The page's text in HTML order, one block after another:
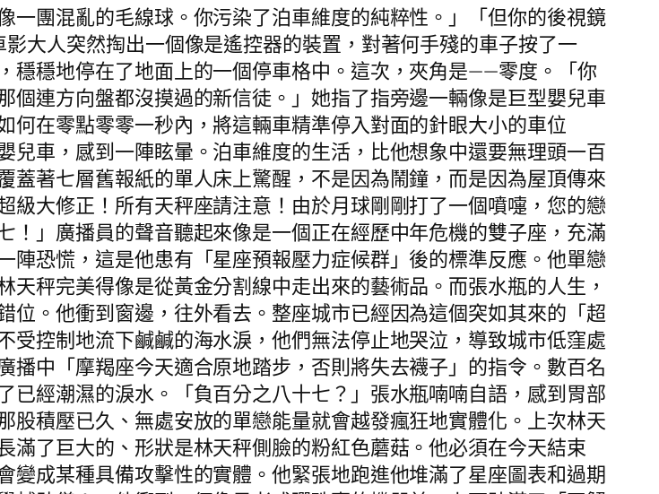
團混亂的毛線球。你污染了泊車維度的純粹性。」「但你的後視鏡
大人突然掏出一個像是遙控器的裝置，對著何手殘的車子按了一
穩穩地停在了地面上的一個停車格中。這次，夾角是——零度。「你
連方向盤都沒摸過的新信徒。」她指了指旁邊一輛像是巨型嬰兒車
在零點零零一秒內，將這輛車精準停入對面的針眼大小的車位
車，感到一陣眩暈。泊車維度的生活，比他想象中還要無理頭一百
著七層舊報紙的單人床上驚醒，不是因為鬧鐘，而是因為屋頂傳來
級大修正！所有天秤座請注意！由於月球剛剛打了一個噴嚏，您的戀
」廣播員的聲音聽起來像是一個正在經歷中年危機的雙子座，充滿
陣恐慌，這是他患有「星座預報壓力症候群」後的標準反應。他單戀
秤完美得像是從黃金分割線中走出來的藝術品。而張水瓶的人生，
。他衝到窗邊，往外看去。整座城市已經因為這個突如其來的「超
控制地流下鹹鹹的海水淚，他們無法停止地哭泣，導致城市低窪處
中「摩羯座今天適合原地踏步，否則將失去襪子」的指令。數百名
經潮濕的淚水。「負百分之八十七？」張水瓶喃喃自語，感到胃部
積壓已久、無處安放的單戀能量就會越發瘋狂地實體化。上次林天
了巨大的、形狀是林天秤側臉的粉紅色蘑菇。他必須在今天結束
成某種具備攻擊性的實體。他緊張地跑進他堆滿了星座圖表和過期